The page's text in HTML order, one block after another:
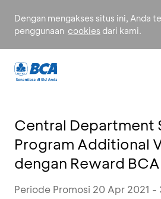
Dengan mengakses situs ini, Anda
penggunaan cookies dari kami.
Central Department
Program Additional
dengan Reward BCA
Periode Promosi 20 Apr 2021 -